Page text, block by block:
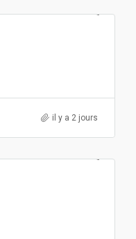
il y a 2 jours